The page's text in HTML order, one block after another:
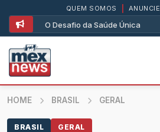
O Desafio da Saúde Única
QUEM SOMOS ANUNCIE
HOME BRASIL GERAL
BRASIL GERAL